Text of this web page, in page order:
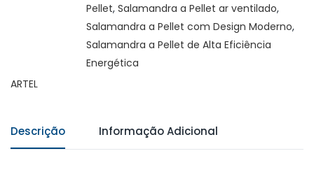
Pellet, Salamandra a Pellet ar ventilado,
Salamandra a Pellet com Design Moderno,
Salamandra a Pellet de Alta Eficiência
Energética
ARTEL
Descrição Informação Adicional